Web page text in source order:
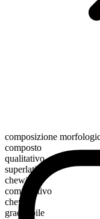
composizione
composto
qualitativo
superlativo
chewiest
comparativo
chewier
graduabile